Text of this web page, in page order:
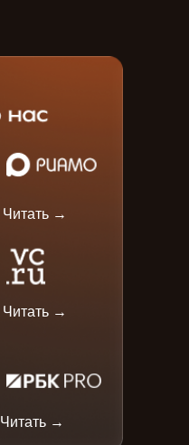
Читать →
Читать →
Читать →